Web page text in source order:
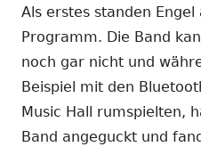
Als erstes standen
Programm. Die Band
noch gar nicht und
Beispiel mit den
Music Hall rumspielten,
Band angeguckt und